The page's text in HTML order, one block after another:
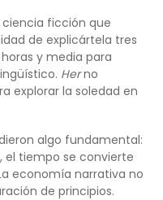
ficción que
de explicártela tres
y media para
Herno
explorar la soledad en
algo fundamental:
el tiempo se convierte
economía narrativa no
de principios.